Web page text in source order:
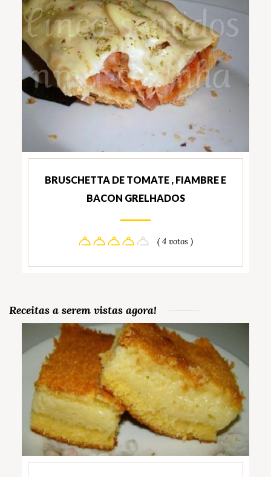
BRUSCHETTA DE TOMATE , FIAMBRE E
BACON GRELHADOS
( 4 votos )
Receitas a serem vistas agora!